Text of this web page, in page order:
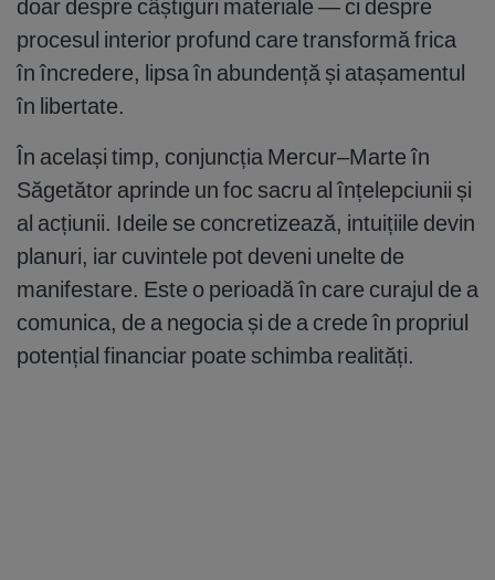
doar despre câștiguri materiale — ci despre
procesul interior profund care transformă frica
în încredere, lipsa în abundență și atașamentul
în libertate.
În același timp, conjuncția Mercur–Marte în
Săgetător aprinde un foc sacru al înțelepciunii și
al acțiunii. Ideile se concretizează, intuițiile devin
planuri, iar cuvintele pot deveni unelte de
manifestare. Este o perioadă în care curajul de a
comunica, de a negocia și de a crede în propriul
potențial financiar poate schimba realități.